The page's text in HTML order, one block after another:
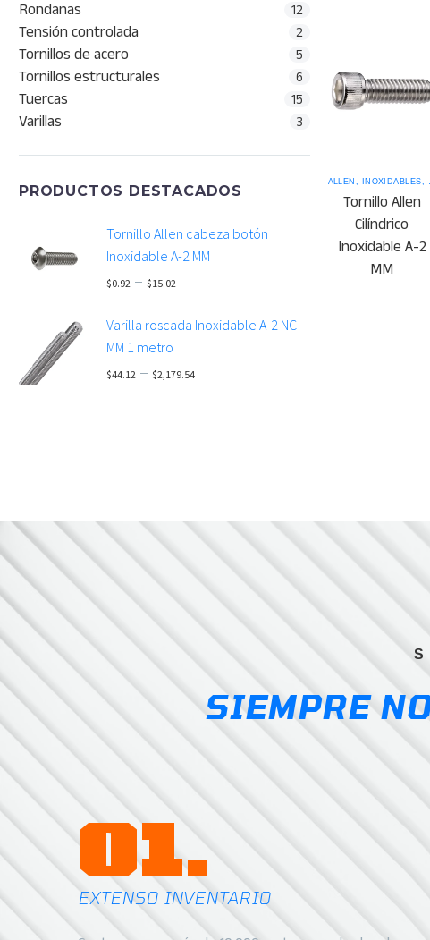
Rondanas 12
Tensión controlada 2
Tornillos de acero 5
Tornillos estructurales 6
Tuercas 15
Varillas 3
PRODUCTOS DESTACADOS
Tornillo Allen cabeza botón
Inoxidable A-2 MM
$0.92 – $15.02
range:
Varilla roscada Inoxidable A-2 NC
MM 1 metro
$44.12 – $2,179.54
ALLEN , INOXIDABLES,
Tornillo Allen
Cilíndrico
Inoxidable A-2
MM
SIEMPRE
01.
EXTENSO INVENTARIO